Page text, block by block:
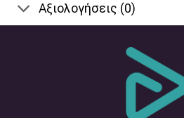
Αξιολογήσεις (0)